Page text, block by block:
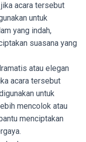
acara tersebut
untuk
yang indah,
suasana yang
atau elegan
acara tersebut
untuk
mencolok atau
menciptakan